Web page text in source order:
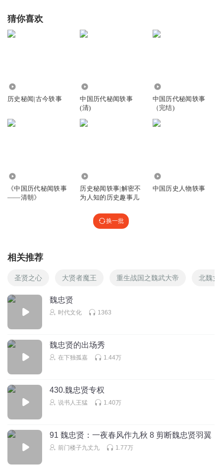
猜你喜欢
历史秘闻|古今轶事
中国历代秘闻轶事
(清)
中国历代秘闻轶事
（完结)
《中国历代秘闻轶事
——清朝》
历史秘闻轶事|解密不
为人知的历史趣事儿
中国历史人物轶事
换一批
相关推荐
圣贤之心 大贤者魔王 重生战国之魏武大帝 北魏女
魏忠贤
时代文化 1363
魏忠贤的出场秀
在下独孤嘉 1.44万
430.魏忠贤专权
说书人王猛 1.40万
91 魏忠贤：一夜春风作九秋 8 剪断魏忠贤羽翼
前门楼子九丈九 1.77万